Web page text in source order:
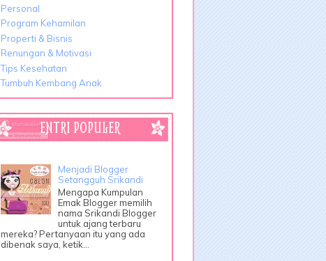
Personal
Program Kehamilan
Properti & Bisnis
Renungan & Motivasi
Tips Kesehatan
Tumbuh Kembang Anak
ENTRI POPULER
Menjadi Blogger
Setangguh Srikandi
Mengapa Kumpulan
Emak Blogger memilih
nama Srikandi Blogger
untuk ajang terbaru
mereka? Pertanyaan itu yang ada
dibenak saya, ketik...